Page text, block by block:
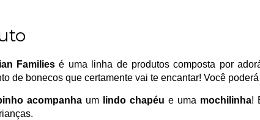
Families é uma linha de produtos composta por
de bonecos que certamente vai te encantar! Você
acompanha um lindo chapéu e uma mochilinha!